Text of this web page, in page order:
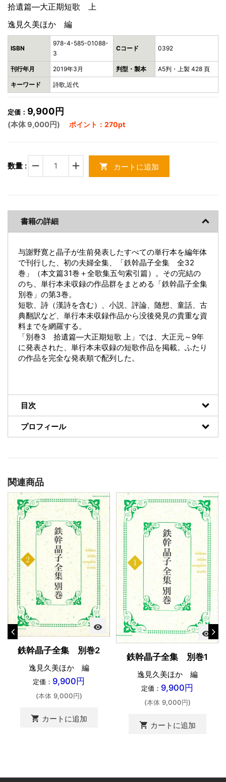
拾遺篇―大正期短歌 上
逸見久美ほか 編
ISBN
978-4-585-01088-
3
Cコード 0392
刊行年月 2019年3月 判型・製本 A5判・上製 428 頁
キーワード 詩歌,近代
定価： 9,900円
(本体 9,000円) ポイント：270pt
数量 : remove add shopping_cart カートに追加
書籍の詳細
与謝野寛と晶子が生前発表したすべての単行本を編年体
で刊行した、初の夫婦全集、「鉄幹晶子全集 全32
巻」（本文篇31巻＋全歌集五句索引篇）。その完結の
のち、単行本未収録の作品群をまとめる「鉄幹晶子全集
別巻」の第3巻。
短歌、詩（漢詩を含む）、小説、評論、随想、童話、古
典翻訳など、単行本未収録作品から没後発見の貴重な資
料までを網羅する。
「別巻3 拾遺篇―大正期短歌 上」では、大正元～9年
に発表された、単行本未収録の短歌作品を掲載。ふたり
の作品を完全な発表順で配列した。
目次
プロフィール
関連商品
visibility
鉄幹晶子全集 別巻2
逸見久美ほか 編
定価： 9,900円
(本体 9,000円)
shopping_cart カートに追加
visibility
鉄幹晶子全集 別巻1
逸見久美ほか 編
定価： 9,900円
(本体 9,000円)
shopping_cart カートに追加